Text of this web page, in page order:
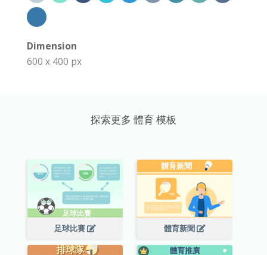
Dimension
600 x 400 px
探索更多 體育 模板
足球比賽 體育新聞